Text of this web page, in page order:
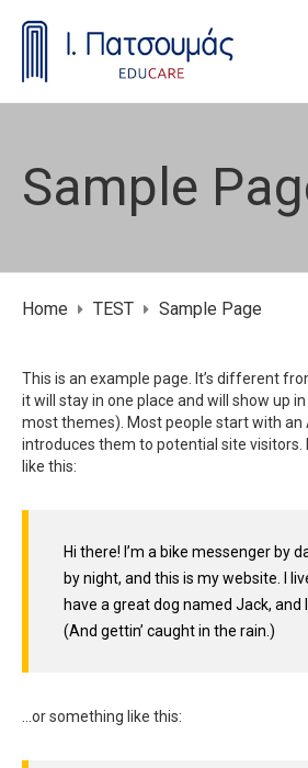
Sample
Home TEST Sample Page
This is an example page. It’s different
it will stay in one place and will show up
most themes). Most people start with an
introduces them to potential site visitors.
like this:
Hi there! I’m a bike messenger by
by night, and this is my website. I
have a great dog named Jack, and
(And gettin’ caught in the rain.)
…or something like this: